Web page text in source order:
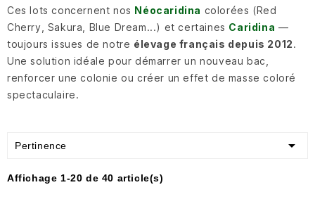
Ces lots concernent nos Néocaridina colorées (Red
Cherry, Sakura, Blue Dream...) et certaines Caridina —
toujours issues de notre élevage français depuis 2012.
Une solution idéale pour démarrer un nouveau bac,
renforcer une colonie ou créer un effet de masse coloré
spectaculaire.
Pertinence 
Affichage 1-20 de 40 article(s)